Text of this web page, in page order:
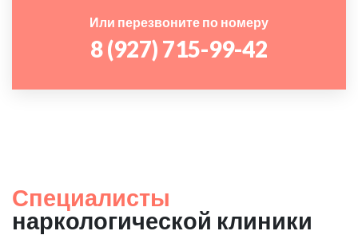
Или перезвоните по номеру
8 (927) 715-99-42
Специалисты
наркологической клиники